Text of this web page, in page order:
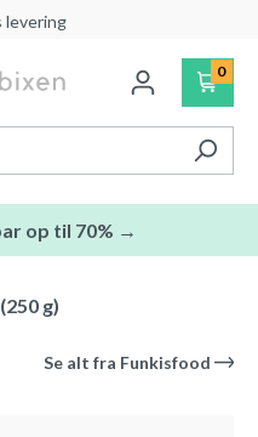
levering
0
op til 70% →
g)
Se alt fra Funkisfood